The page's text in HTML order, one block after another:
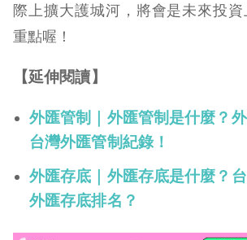
際上擴大護城河，將會是未來投
重點喔！
【延伸閱讀】
外匯管制｜外匯管制是什麼？
台灣外匯管制紀錄！
外匯存底｜外匯存底是什麼？
外匯存底排名？